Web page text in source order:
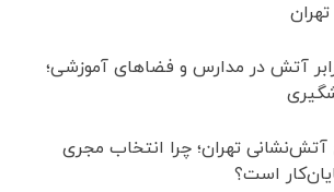
آتش در مدارس و فضاهای آموزشی؛
تهران؛ چرا انتخاب مجری
است؟